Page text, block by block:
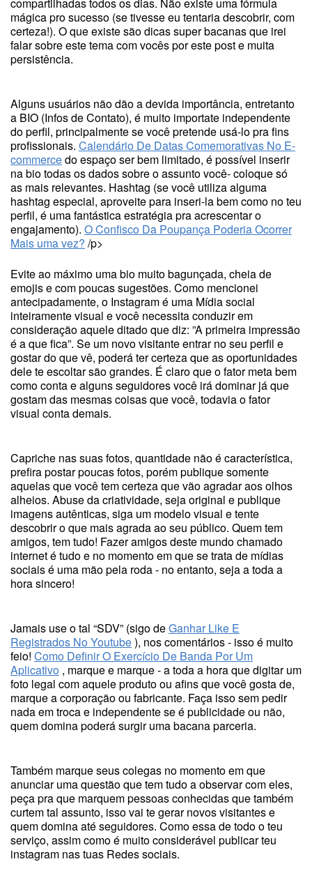
mágica pro sucesso (se tivesse eu tentaria descobrir, com
certeza!). O que existe são dicas super bacanas que irei
falar sobre este tema com vocês por este post e muita
persistência.
Alguns usuários não dão a devida importância, entretanto
a BIO (Infos de Contato), é muito importate independente
do perfil, principalmente se você pretende usá-lo pra fins
profissionais. Calendário De Datas Comemorativas No E-
commercedo espaço ser bem limitado, é possível inserir
na bio todas os dados sobre o assunto você- coloque só
as mais relevantes. Hashtag (se você utiliza alguma
hashtag especial, aproveite para inseri-la bem como no teu
perfil, é uma fantástica estratégia pra acrescentar o
engajamento). O Confisco Da Poupança Poderia Ocorrer
Mais uma vez? /p>
Evite ao máximo uma bio muito bagunçada, cheia de
emojis e com poucas sugestões. Como mencionei
antecipadamente, o Instagram é uma Mídia social
inteiramente visual e você necessita conduzir em
consideração aquele ditado que diz: ”A primeira impressão
é a que fica”. Se um novo visitante entrar no seu perfil e
gostar do que vê, poderá ter certeza que as oportunidades
dele te escoltar são grandes. É claro que o fator meta bem
como conta e alguns seguidores você irá dominar já que
gostam das mesmas coisas que você, todavia o fator
visual conta demais.
Capriche nas suas fotos, quantidade não é característica,
prefira postar poucas fotos, porém publique somente
aquelas que você tem certeza que vão agradar aos olhos
alheios. Abuse da criatividade, seja original e publique
imagens autênticas, siga um modelo visual e tente
descobrir o que mais agrada ao seu público. Quem tem
amigos, tem tudo! Fazer amigos deste mundo chamado
internet é tudo e no momento em que se trata de mídias
sociais é uma mão pela roda - no entanto, seja a toda a
hora sincero!
Jamais use o tal “SDV” (sigo deGanhar Like E
Registrados No Youtube), nos comentários - isso é muito
feio! Como Definir O Exercício De Banda Por Um
Aplicativo , marque e marque - a toda a hora que digitar um
foto legal com aquele produto ou afins que você gosta de,
marque a corporação ou fabricante. Faça isso sem pedir
nada em troca e independente se é publicidade ou não,
quem domina poderá surgir uma bacana parceria.
Também marque seus colegas no momento em que
anunciar uma questão que tem tudo a observar com eles,
peça pra que marquem pessoas conhecidas que também
curtem tal assunto, isso vai te gerar novos visitantes e
quem domina até seguidores. Como essa de todo o teu
serviço, assim como é muito considerável publicar teu
instagram nas tuas Redes sociais.